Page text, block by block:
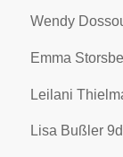
Wendy
Emma
Leilani
Lisa Bußler 9d